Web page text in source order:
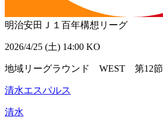
明治安田Ｊ１百年構想リーグ
2026/4/25 (土) 14:00 KO
地域リーグラウンド WEST 第12節
清水エスパルス
清水